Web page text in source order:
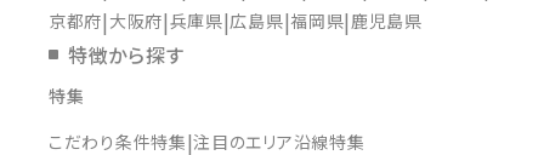
京都府 大阪府 兵庫県 広島県 福岡県 鹿児島県
特徴から探す
特集
こだわり条件特集 注目のエリア沿線特集